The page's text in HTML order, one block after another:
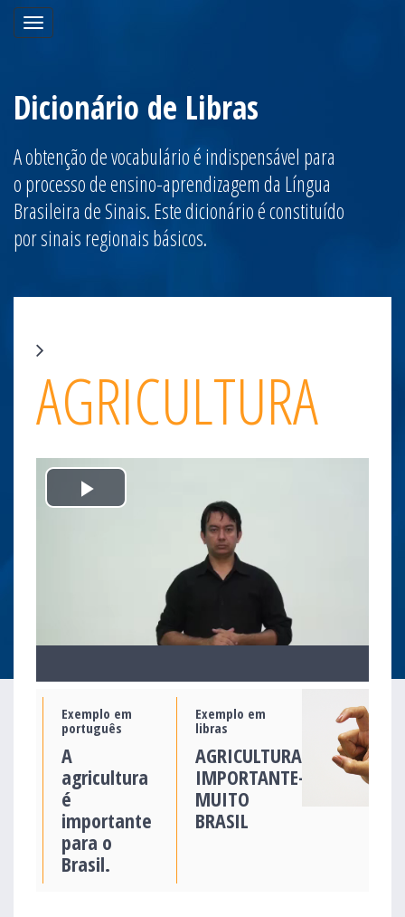
Toggle
navigation
Dicionário de Libras
A obtenção de vocabulário é indispensável para
o processo de ensino-aprendizagem da Língua
Brasileira de Sinais. Este dicionário é constituído
por sinais regionais básicos.
AGRICULTURA
Play
Exemplo em
português
A
agricultura
é
importante
para o
Brasil.
Exemplo em
libras
AGRICULTURA
IMPORTANTE-
MUITO
BRASIL